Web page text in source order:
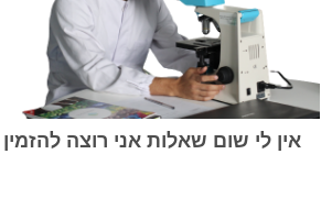
אין לי שום שאלות אני רוצה להזמין